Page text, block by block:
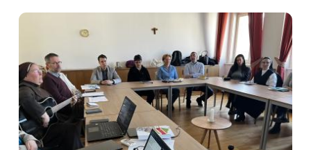
Image